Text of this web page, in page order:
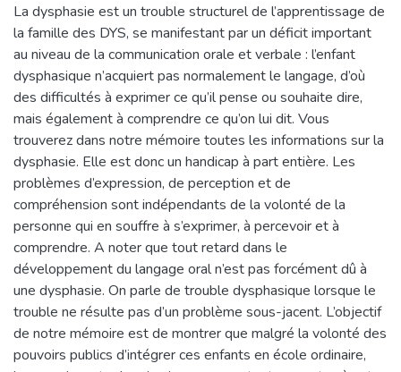
La dysphasie est un trouble structurel de l’apprentissage de
la famille des DYS, se manifestant par un déficit important
au niveau de la communication orale et verbale : l’enfant
dysphasique n’acquiert pas normalement le langage, d’où
des difficultés à exprimer ce qu’il pense ou souhaite dire,
mais également à comprendre ce qu’on lui dit. Vous
trouverez dans notre mémoire toutes les informations sur la
dysphasie. Elle est donc un handicap à part entière. Les
problèmes d’expression, de perception et de
compréhension sont indépendants de la volonté de la
personne qui en souffre à s’exprimer, à percevoir et à
comprendre. A noter que tout retard dans le
développement du langage oral n’est pas forcément dû à
une dysphasie. On parle de trouble dysphasique lorsque le
trouble ne résulte pas d’un problème sous-jacent. L’objectif
de notre mémoire est de montrer que malgré la volonté des
pouvoirs publics d’intégrer ces enfants en école ordinaire,